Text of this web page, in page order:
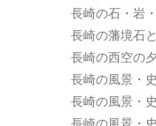
長崎の石・岩
長崎の藩境石
長崎の西空の
長崎の風景・
長崎の風景・